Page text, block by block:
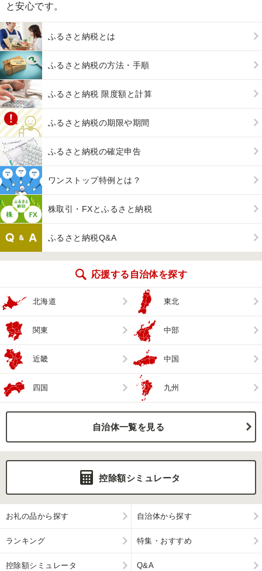
と安心です。
ふるさと納税とは
ふるさと納税の方法・手順
ふるさと納税 限度額と計算
ふるさと納税の期限や期間
ふるさと納税の確定申告
ワンストップ特例とは？
株取引・FXとふるさと納税
ふるさと納税Q&A
応援する自治体を探す
北海道 東北
関東 中部
近畿 中国
四国 九州
自治体一覧を見る
控除額シミュレータ
お礼の品から探す 自治体から探す
ランキング 特集・おすすめ
控除額シミュレータ Q&A